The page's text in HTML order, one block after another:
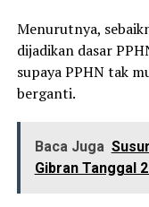
Menurutnya,
dijadikan dasar
supaya PPHN tak
berganti.
Baca Juga
Gibran Tanggal